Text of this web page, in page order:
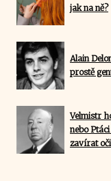
jak na ně?
Alain
prostě
Velmistr
nebo
zavírat